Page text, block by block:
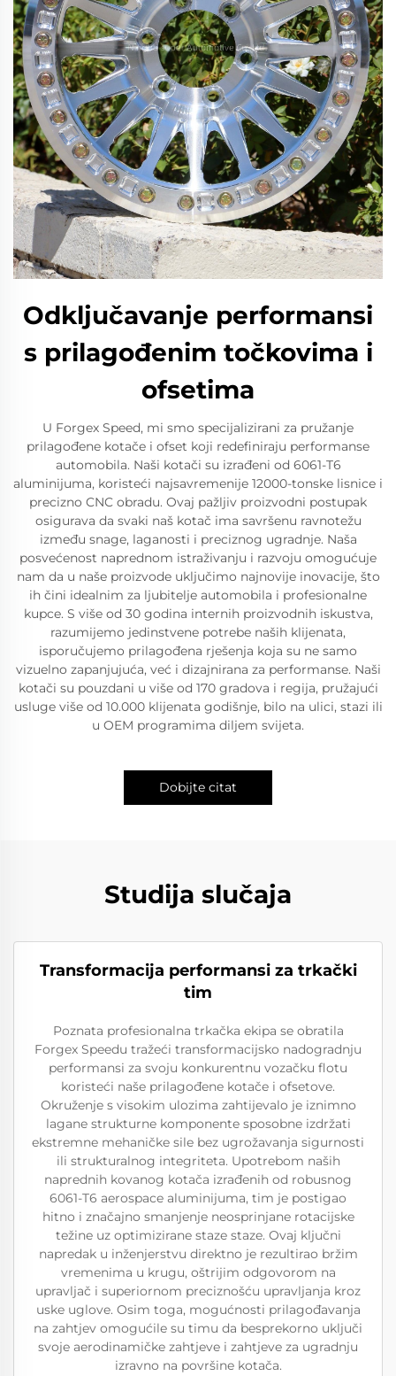
Odključavanje performansi
s prilagođenim točkovima i
ofsetima
U Forgex Speed, mi smo specijalizirani za pružanje
prilagođene kotače i ofset koji redefiniraju performanse
automobila. Naši kotači su izrađeni od 6061-T6
aluminijuma, koristeći najsavremenije 12000-tonske lisnice i
precizno CNC obradu. Ovaj pažljiv proizvodni postupak
osigurava da svaki naš kotač ima savršenu ravnotežu
između snage, laganosti i preciznog ugradnje. Naša
posvećenost naprednom istraživanju i razvoju omogućuje
nam da u naše proizvode uključimo najnovije inovacije, što
ih čini idealnim za ljubitelje automobila i profesionalne
kupce. S više od 30 godina internih proizvodnih iskustva,
razumijemo jedinstvene potrebe naših klijenata,
isporučujemo prilagođena rješenja koja su ne samo
vizuelno zapanjujuća, već i dizajnirana za performanse. Naši
kotači su pouzdani u više od 170 gradova i regija, pružajući
usluge više od 10.000 klijenata godišnje, bilo na ulici, stazi ili
u OEM programima diljem svijeta.
Dobijte citat
Studija slučaja
Transformacija performansi za trkački
tim
Poznata profesionalna trkačka ekipa se obratila
Forgex Speedu tražeći transformacijsko nadogradnju
performansi za svoju konkurentnu vozačku flotu
koristeći naše prilagođene kotače i ofsetove.
Okruženje s visokim ulozima zahtijevalo je iznimno
lagane strukturne komponente sposobne izdržati
ekstremne mehaničke sile bez ugrožavanja sigurnosti
ili strukturalnog integriteta. Upotrebom naših
naprednih kovanog kotača izrađenih od robusnog
6061-T6 aerospace aluminijuma, tim je postigao
hitno i značajno smanjenje neosprinjane rotacijske
težine uz optimizirane staze staze. Ovaj ključni
napredak u inženjerstvu direktno je rezultirao bržim
vremenima u krugu, oštrijim odgovorom na
upravljač i superiornom preciznošću upravljanja kroz
uske uglove. Osim toga, mogućnosti prilagođavanja
na zahtjev omogućile su timu da besprekorno uključi
svoje aerodinamičke zahtjeve i zahtjeve za ugradnju
izravno na površine kotača.